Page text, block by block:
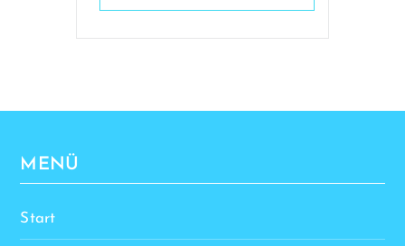
MENÜ
Start